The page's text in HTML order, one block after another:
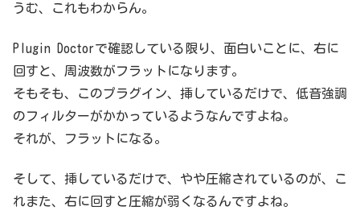
うむ、これもわからん。
Plugin Doctorで確認している限り、面白いことに、右に
回すと、周波数がフラットになります。
そもそも、このプラグイン、挿しているだけで、低音強調
のフィルターがかかっているようなんですよね。
それが、フラットになる。
そして、挿しているだけで、やや圧縮されているのが、こ
れまた、右に回すと圧縮が弱くなるんですよね。